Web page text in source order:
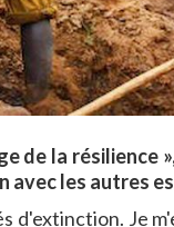
de la résilience
avec les autres
d'extinction. Je